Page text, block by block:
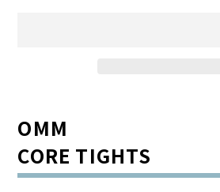
OMM
CORE TIGHTS